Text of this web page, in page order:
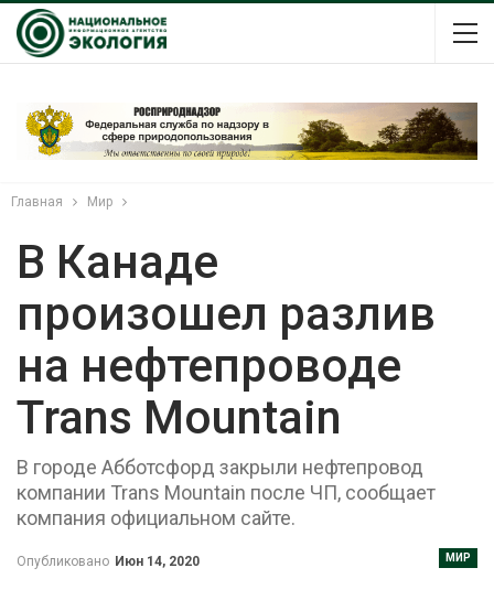
Главная Мир
В Канаде
произошел разлив
на нефтепроводе
Trans Mountain
В городе Абботсфорд закрыли нефтепровод
компании Trans Mountain после ЧП, сообщает
компания официальном сайте.
МИР
Опубликовано Июн 14, 2020